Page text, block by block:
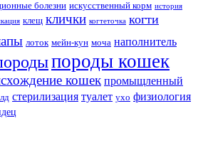
болезни искусственный корм история
клещ клички когтеточка когти
лоток мейн-кун моча наполнитель
породы кошек
кошек промыщленный
стерилизация туалет ухо физиология